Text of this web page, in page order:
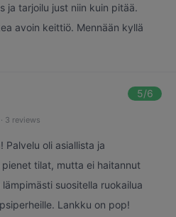
ja tarjoilu just niin kuin pitää.
avoin keittiö. Mennään kyllä
5/6
· 3 reviews
Palvelu oli asiallista ja
tilat, mutta ei haitannut
suositella ruokailua
Lankku on pop!